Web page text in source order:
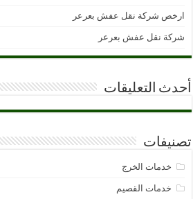
ارخص شركة نقل عفش بعرعر
شركة نقل عفش بعرعر
أحدث التعليقات
تصنيفات
خدمات الخرج
خدمات القصيم